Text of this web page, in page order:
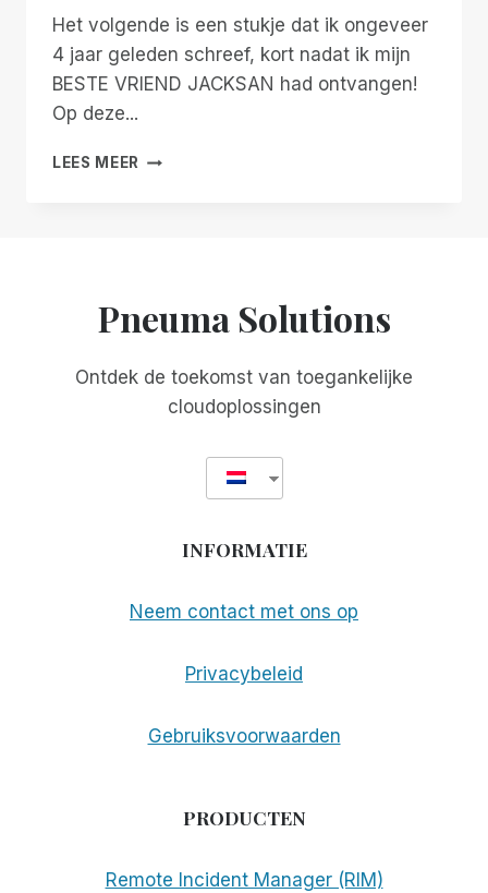
Het volgende is een stukje dat ik ongeveer
4 jaar geleden schreef, kort nadat ik mijn
BESTE VRIEND JACKSAN had ontvangen!
Op deze...
LEES MEER MIKE
Pneuma Solutions
Ontdek de toekomst van toegankelijke
cloudoplossingen
INFORMATIE
Neem contact met ons op
Privacybeleid
Gebruiksvoorwaarden
PRODUCTEN
Remote Incident Manager (RIM)